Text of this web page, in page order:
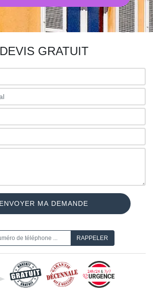
DEVIS GRATUIT